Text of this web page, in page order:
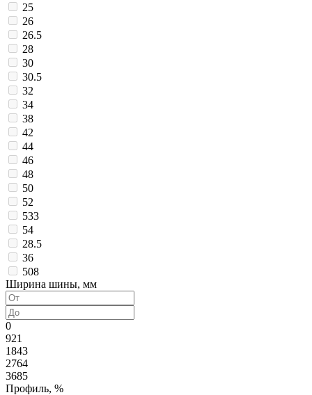
25
26
26.5
28
30
30.5
32
34
38
42
44
46
48
50
52
533
54
28.5
36
508
Ширина шины, мм
0
921
1843
2764
3685
Профиль, %